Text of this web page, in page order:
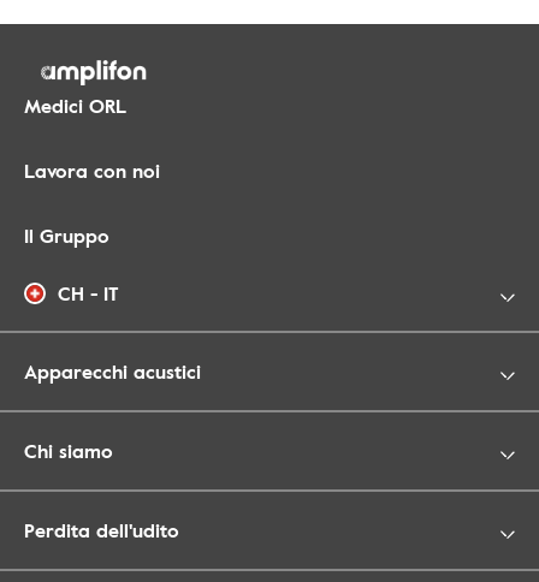
Medici ORL
Lavora con noi
Il Gruppo
CH - IT
Apparecchi acustici
Chi siamo
Perdita dell'udito